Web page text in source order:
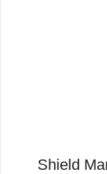
Shield